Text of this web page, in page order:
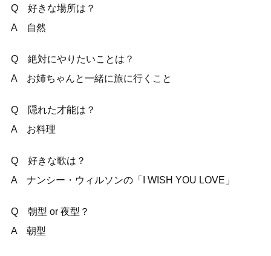
Q 好きな場所は？
A 自然
Q 絶対にやりたいことは？
A お姉ちゃんと一緒に旅に行くこと
Q 隠れた才能は？
A お料理
Q 好きな歌は？
A ナンシー・ウィルソンの「I WISH YOU LOVE」
Q 朝型 or 夜型？
A 朝型